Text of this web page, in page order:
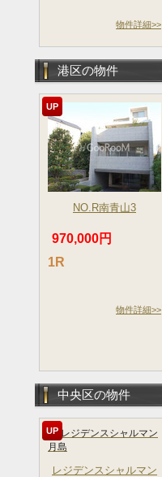
物件詳細>>
港区の物件
UP
NO.R南青山3
970,000円
1R
物件詳細>>
中央区の物件
UP
レジデンスシャルマン